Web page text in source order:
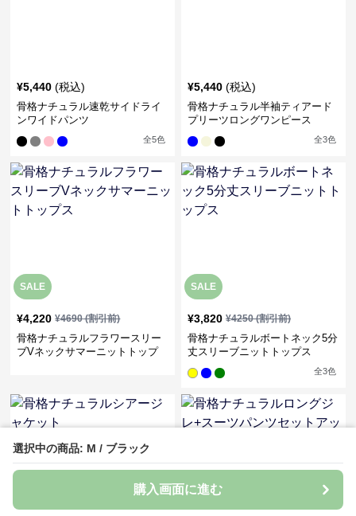
選択中の商品: M / ブラック
購入画面に進む
¥5,440 (税込)
骨格ナチュラル速乾サイドライ
ンワイドパンツ
全5色
¥5,440 (税込)
骨格ナチュラル半袖ティアード
プリーツロングワンピース
全3色
SALE
¥4,220 ¥4690(割引前)
骨格ナチュラルフラワースリー
ブVネックサマーニットトップ
SALE
¥3,820 ¥4250(割引前)
骨格ナチュラルボートネック5分
丈スリーブニットトップス
全3色